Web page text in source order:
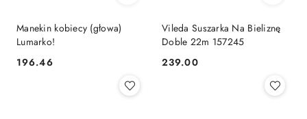
Manekin kobiecy (głowa)
Lumarko!
Cena:
196.46
Vileda Suszarka Na Bieliznę
Doble 22m 157245
Cena:
239.00